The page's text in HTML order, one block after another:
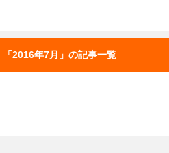
「2016年7月」の記事一覧